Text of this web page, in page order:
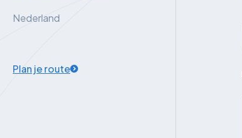
Nederland
Plan je route